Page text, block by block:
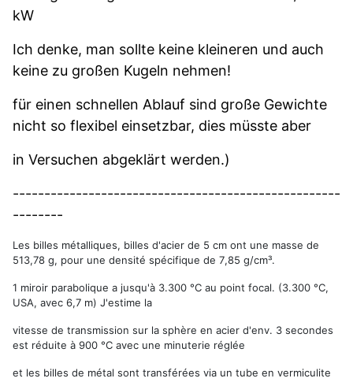
kW
Ich denke, man sollte keine kleineren und auch
keine zu großen Kugeln nehmen!
für einen schnellen Ablauf sind große Gewichte
nicht so flexibel einsetzbar, dies müsste aber
in Versuchen abgeklärt werden.)
----------------------------------------------------
--------
Les billes métalliques, billes d'acier de 5 cm ont une masse de
513,78 g, pour une densité spécifique de 7,85 g/cm³.
1 miroir parabolique a jusqu'à 3.300 °C au point focal. (3.300 °C,
USA, avec 6,7 m) J'estime la
vitesse de transmission sur la sphère en acier d'env. 3 secondes
est réduite à 900 °C avec une minuterie réglée
et les billes de métal sont transférées via un tube en vermiculite